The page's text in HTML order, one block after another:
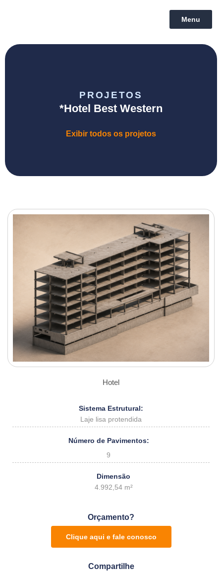
Menu
PROJETOS
*Hotel Best Western
Exibir todos os projetos
Hotel
Sistema Estrutural:
Laje lisa protendida
Número de Pavimentos:
9
Dimensão
4.992,54 m²
Orçamento?
Clique aqui e fale conosco
Compartilhe